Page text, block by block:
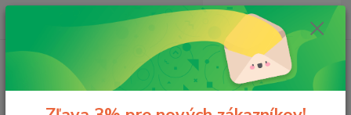
Hľadať
ks
za 0,00 EUR